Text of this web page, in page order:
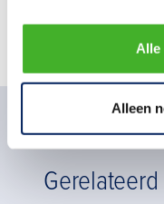
Alle
Alleen